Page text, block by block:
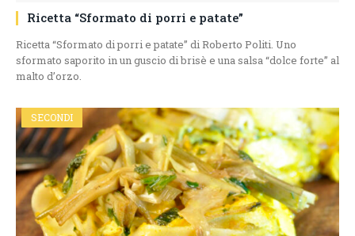
Ricetta “Sformato di porri e patate”
Ricetta “Sformato di porri e patate” di Roberto Politi. Uno
sformato saporito in un guscio di brisè e una salsa “dolce forte” al
malto d’orzo.
SECONDI